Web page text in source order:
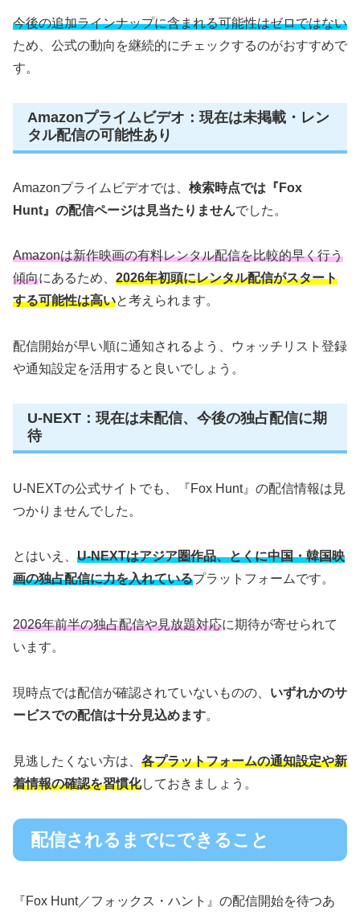
今後の追加ラインナップに含まれる可能性はゼロではない
ため、公式の動向を継続的にチェックするのがおすすめで
す。
Amazonプライムビデオ：現在は未掲載・レン
タル配信の可能性あり
Amazonプライムビデオでは、 検索時点では『Fox
Hunt』の配信ページは見当たりませんでした。
Amazonは新作映画の有料レンタル配信を比較的早く行う
傾向にあるため、 2026年初頭にレンタル配信がスタート
する可能性は高いと考えられます。
配信開始が早い順に通知されるよう、ウォッチリスト登録
や通知設定を活用すると良いでしょう。
U-NEXT：現在は未配信、今後の独占配信に期
待
U-NEXTの公式サイトでも、『Fox Hunt』の配信情報は見
つかりませんでした。
とはいえ、 U-NEXTはアジア圏作品、とくに中国・韓国映
画の独占配信に力を入れているプラットフォームです。
2026年前半の独占配信や見放題対応に期待が寄せられて
います。
現時点では配信が確認されていないものの、 いずれかのサ
ービスでの配信は十分見込めます。
見逃したくない方は、 各プラットフォームの通知設定や新
着情報の確認を習慣化しておきましょう。
配信されるまでにできること
『Fox Hunt／フォックス・ハント』の配信開始を待つあ